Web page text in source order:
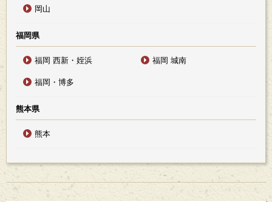
岡山
福岡県
福岡 西新・姪浜 福岡 城南
福岡・博多
熊本県
熊本